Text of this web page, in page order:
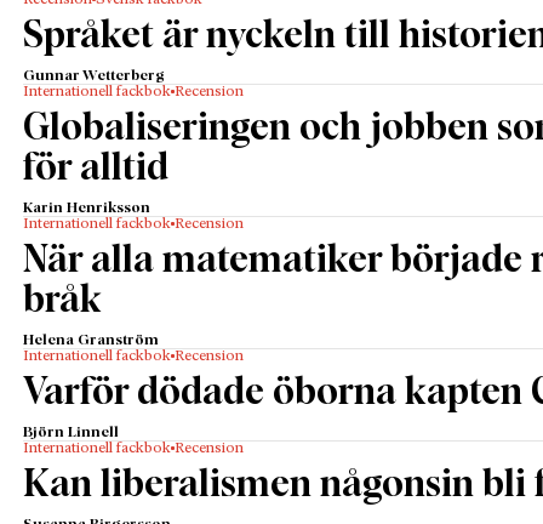
Språket är nyckeln till
Gunnar Wetterberg
Internationell fackbok Recension
Globaliseringen och jobben
för alltid
Karin Henriksson
Internationell fackbok Recension
När alla matematiker började
bråk
Helena Granström
Internationell fackbok Recension
Varför dödade öborna kapten
Björn Linnell
Internationell fackbok Recension
Kan liberalismen någonsin bli